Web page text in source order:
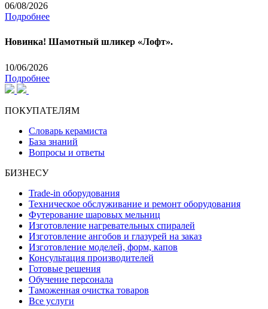
06/08/2026
Подробнее
Новинка! Шамотный шликер «Лофт».
10/06/2026
Подробнее
ПОКУПАТЕЛЯМ
Словарь керамиста
База знаний
Вопросы и ответы
БИЗНЕСУ
Trade-in оборудования
Техническое обслуживание и ремонт оборудования
Футерование шаровых мельниц
Изготовление нагревательных спиралей
Изготовление ангобов и глазурей на заказ
Изготовление моделей, форм, капов
Консультация производителей
Готовые решения
Обучение персонала
Таможенная очистка товаров
Все услуги